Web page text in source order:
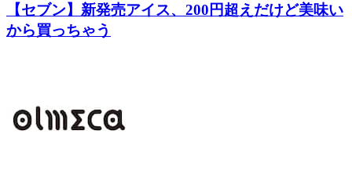
【セブン】新発売アイス、200円超えだけど美味い
から買っちゃう